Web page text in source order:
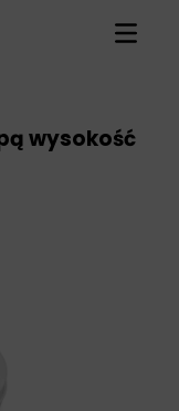
Primary
wysokość